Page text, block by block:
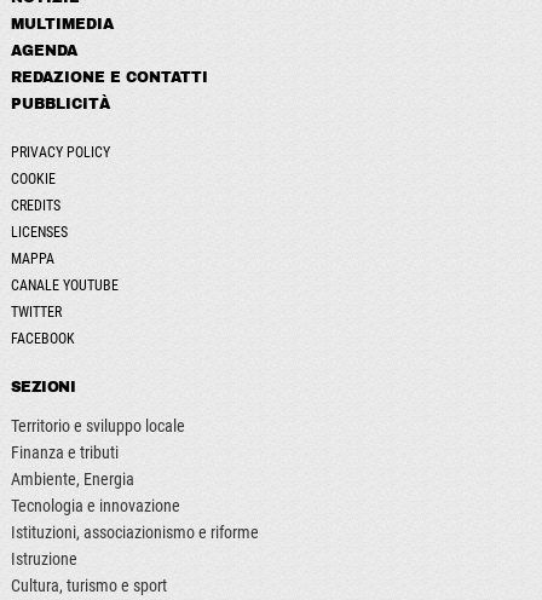
MULTIMEDIA
AGENDA
REDAZIONE E CONTATTI
PUBBLICITÀ
PRIVACY POLICY
COOKIE
CREDITS
LICENSES
MAPPA
CANALE YOUTUBE
TWITTER
FACEBOOK
SEZIONI
Territorio e sviluppo locale
Finanza e tributi
Ambiente, Energia
Tecnologia e innovazione
Istituzioni, associazionismo e riforme
Istruzione
Cultura, turismo e sport